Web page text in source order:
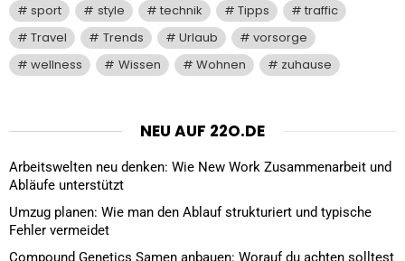
sport
style technik Tipps
traffic
Travel
Trends Urlaub
vorsorge
wellness
Wissen Wohnen zuhause
NEU AUF 22O.DE
Arbeitswelten neu denken: Wie New Work Zusammenarbeit und
Abläufe unterstützt
Umzug planen: Wie man den Ablauf strukturiert und typische
Fehler vermeidet
Compound Genetics Samen anbauen: Worauf du achten solltest